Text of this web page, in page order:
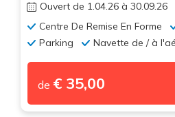
Ouvert de 1.04.26 à 30.09.26
Centre De Remise En Forme
Parking
Navette de / à
de € 35,00